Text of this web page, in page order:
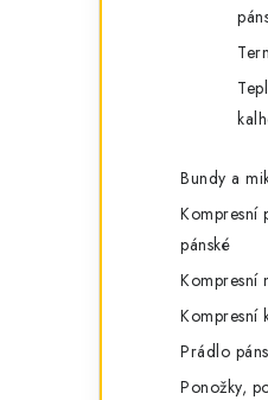
Bundy a
Kompresní
pánské
Kompresní
Kompresní
Prádlo
Ponožky,